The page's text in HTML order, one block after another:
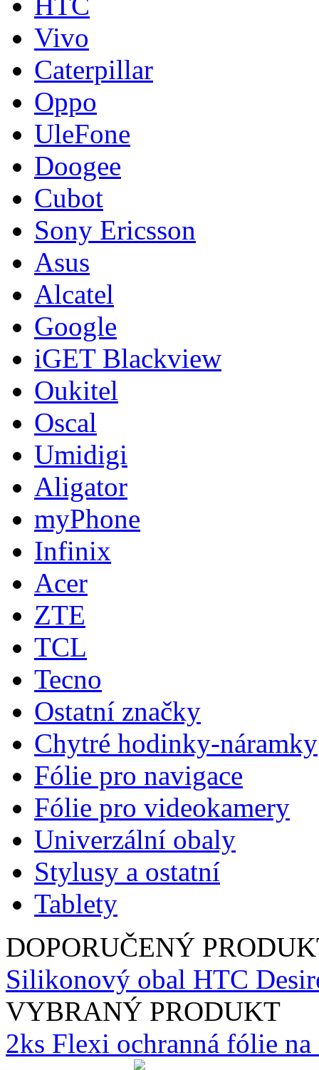
Vivo
Caterpillar
Oppo
UleFone
Doogee
Cubot
Sony Ericsson
Asus
Alcatel
Google
iGET Blackview
Oukitel
Oscal
Umidigi
Aligator
myPhone
Infinix
Acer
ZTE
TCL
Tecno
Ostatní značky
Chytré hodinky-náramky
Fólie pro navigace
Fólie pro videokamery
Univerzální obaly
Stylusy a ostatní
Tablety
DOPORUČENÝ
Silikonový obal HTC
VYBRANÝ PRODUKT
2ks Flexi ochranná fólie